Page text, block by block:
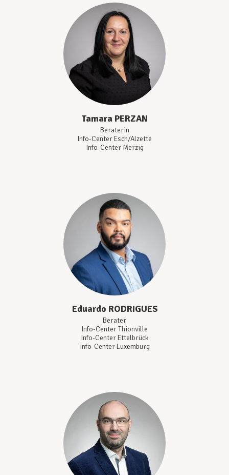
Tamara PERZAN
Beraterin
Info-Center Esch/Alzette
Info-Center Merzig
Eduardo RODRIGUES
Berater
Info-Center Thionville
Info-Center Ettelbrück
Info-Center Luxemburg